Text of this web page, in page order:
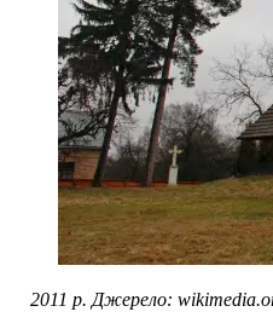
2011 р. Джерело: